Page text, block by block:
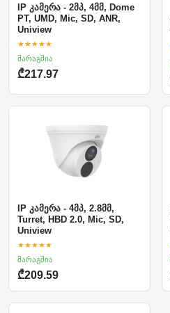
IP კამერა - 2მპ, 4მმ, Dome
PT, UMD, Mic, SD, ANR,
Uniview
★★★★★
მარაგშია
₾217.97
IP კამერა - 4მპ, 2.8მმ,
Turret, HBD 2.0, Mic, SD,
Uniview
★★★★★
მარაგშია
₾209.59